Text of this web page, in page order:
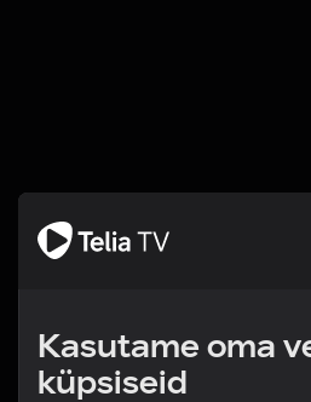
Kasutame oma
küpsiseid